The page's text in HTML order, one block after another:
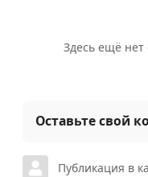
Здесь ещё нет
Оставьте свой
Публикация в